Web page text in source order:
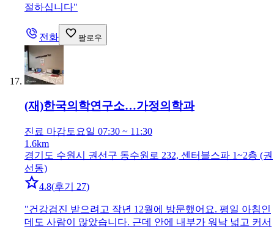
절하십니다"
전화 팔로우
(재)한국의학연구소…가정의학과
진료 마감토요일 07:30 ~ 11:30
1.6km
경기도 수원시 권선구 동수원로 232, 센터블스파 1~2층 (권
선동)
4.8(후기 27)
"건강검진 받으려고 작년 12월에 방문했어요. 평일 아침인
데도 사람이 많았습니다. 근데 안에 내부가 워낙 넓고 커서